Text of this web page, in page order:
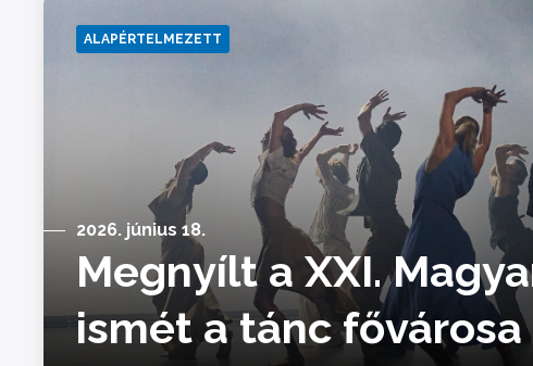
ALAPÉRTELMEZETT
2026. június 18.
Megnyílt a XXI.
ismét a tánc fővárosa